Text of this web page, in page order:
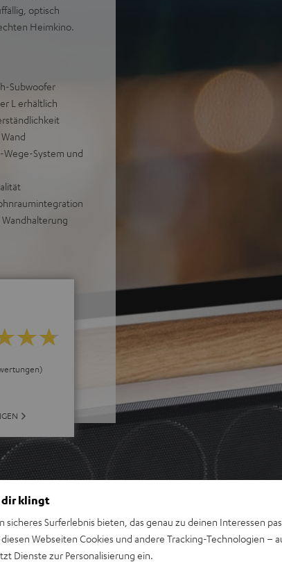
optisch
Heimkino.
Subwoofer
L erhältlich
Wege-System und
dir klingt
sicheres Surferlebnis bieten, das genau zu deinen Interessen
Webseiten Cookies und andere Tracking-Technologien –
Dienste zur Personalisierung ein.